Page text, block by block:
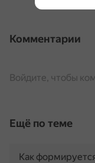
Комментарии
Войдите, чтобы
Ещё по теме
Как